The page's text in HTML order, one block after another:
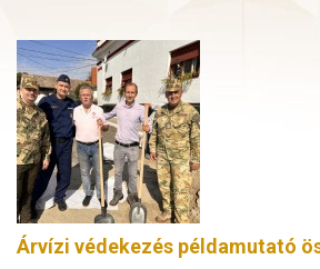
Árvízi védekezés példamutató